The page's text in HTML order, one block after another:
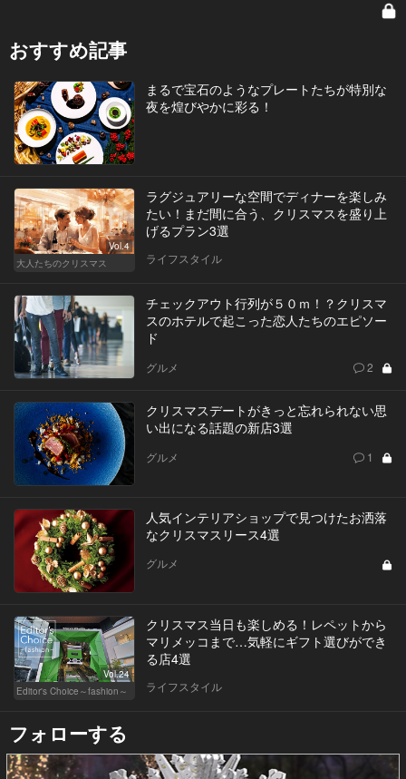
おすすめ記事
まるで宝石のようなプレートたちが特別な
夜を煌びやかに彩る！
Vol.4
大人たちのクリスマス
ラグジュアリーな空間でディナーを楽しみ
たい！まだ間に合う、クリスマスを盛り上
げるプラン3選
ライフスタイル
チェックアウト行列が５０ｍ！？クリスマ
スのホテルで起こった恋人たちのエピソー
ド
グルメ 2
クリスマスデートがきっと忘れられない思
い出になる話題の新店3選
グルメ 1
人気インテリアショップで見つけたお洒落
なクリスマスリース4選
グルメ
Vol.24
Editor's Choice～fashion～
クリスマス当日も楽しめる！レペットから
マリメッコまで…気軽にギフト選びができ
る店4選
ライフスタイル
フォローする